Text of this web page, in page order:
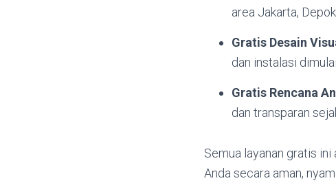
area Jakarta,
Gratis Desain
dan instalasi dimulai.
Gratis Rencana
dan transparan
Semua layanan gratis
Anda secara aman,